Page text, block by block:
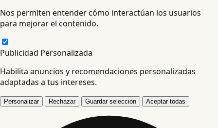
Nos permiten entender cómo interactúan los usuarios
para mejorar el contenido.
Publicidad Personalizada
Habilita anuncios y recomendaciones personalizadas
adaptadas a tus intereses.
Personalizar Rechazar Guardar selección Aceptar todas